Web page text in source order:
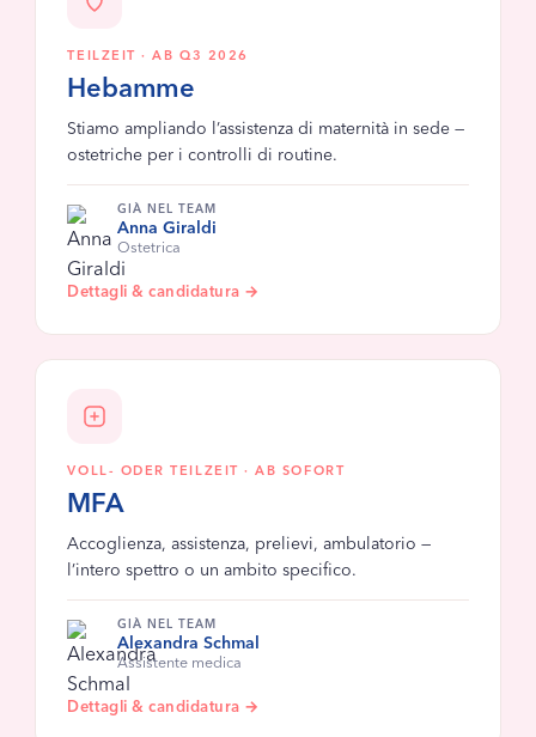
TEILZEIT · AB Q3 2026
Hebamme
Stiamo ampliando l’assistenza di maternità in sede —
ostetriche per i controlli di routine.
GIÀ NEL TEAM
Anna Giraldi
Ostetrica
Dettagli & candidatura →
VOLL- ODER TEILZEIT · AB SOFORT
MFA
Accoglienza, assistenza, prelievi, ambulatorio —
l’intero spettro o un ambito specifico.
GIÀ NEL TEAM
Alexandra Schmal
Assistente medica
Dettagli & candidatura →